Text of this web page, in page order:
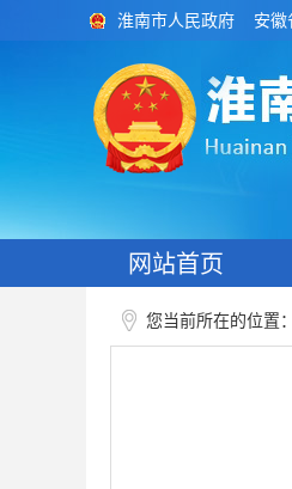
淮南市人民政府 安徽
网站首页
您当前所在的位置：